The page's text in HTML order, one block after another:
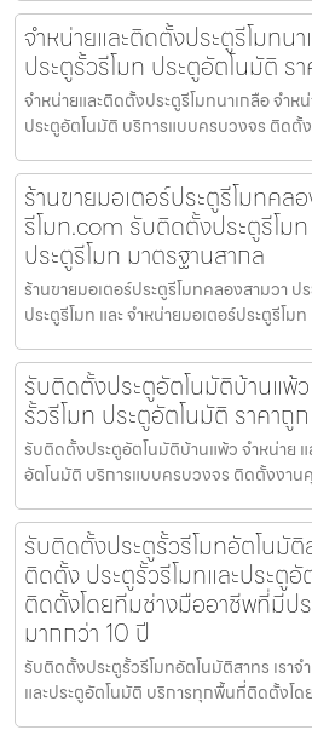
จำหน่ายและติดตั้งประตูรีโมทน
ประตูรั้วรีโมท ประตูอัตโนมัติ ร
จำหน่ายและติดตั้งประตูรีโมทนาเกลือ จำห
ประตูอัตโนมัติ บริการแบบครบวงจร ติดตั้
ร้านขายมอเตอร์ประตูรีโมทคล
รีโมท.com รับติดตั้งประตูรีโม
ประตูรีโมท มาตรฐานสากล
ร้านขายมอเตอร์ประตูรีโมทคลองสามวา
ประตูรีโมท และ จำหน่ายมอเตอร์ประตูรีโ
รับติดตั้งประตูอัตโนมัติบ้านแพ้
รั้วรีโมท ประตูอัตโนมัติ ราคาถูก
รับติดตั้งประตูอัตโนมัติบ้านแพ้ว จำหน่าย
อัตโนมัติ บริการแบบครบวงจร ติดตั้งงาน
รับติดตั้งประตูรั้วรีโมทอัตโนมัติ
ติดตั้ง ประตูรั้วรีโมทและประตู
ติดตั้งโดยทีมช่างมืออาชีพที่มีป
มากกว่า 10 ปี
รับติดตั้งประตูรั้วรีโมทอัตโนมัติสาทร เราจ
และประตูอัตโนมัติ บริการทุกพื้นที่ติดตั้งโด